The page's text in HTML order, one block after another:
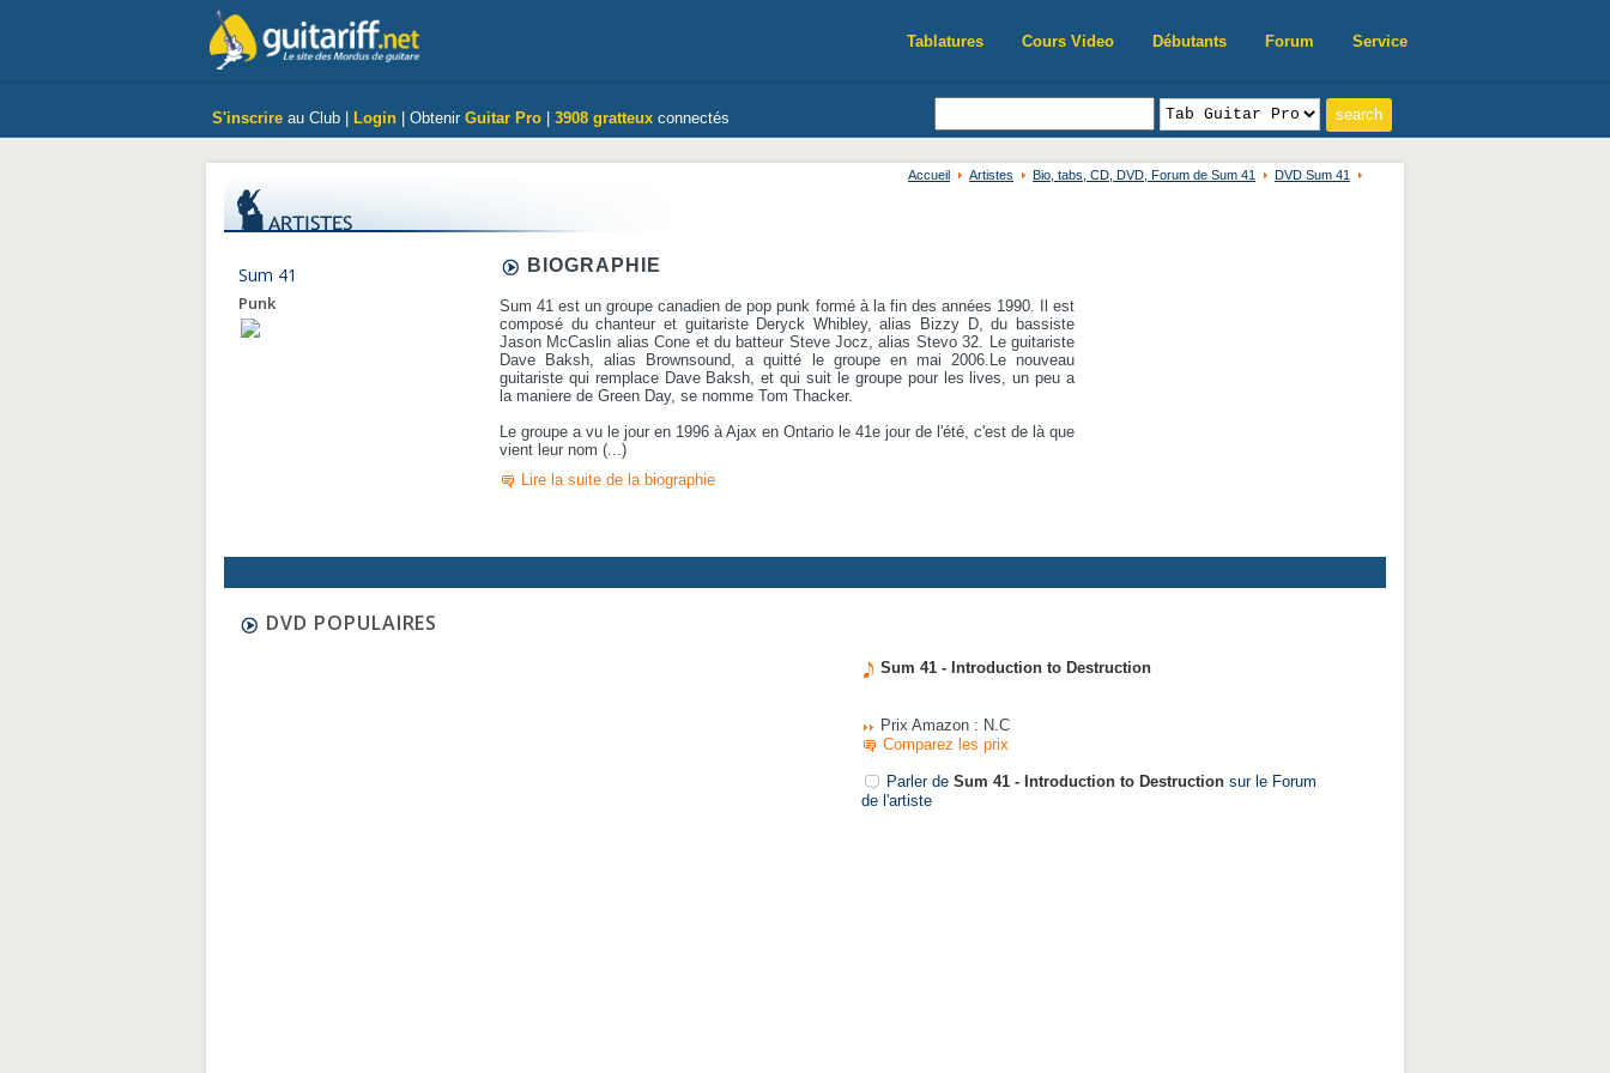
Tablatures Cours Video Débutants Forum Service
S'inscrire au Club | Login | Obtenir Guitar Pro 3908 gratteux connectés
Accueil Artistes Bio, tabs, CD, DVD, Forum de Sum 41 DVD Sum 41
Sum 41
Punk
BIOGRAPHIE
Sum 41 est un groupe canadien de pop punk formé à la fin des années 1990. Il est
composé du chanteur et guitariste Deryck Whibley, alias Bizzy D, du bassiste
Jason McCaslin alias Cone et du batteur Steve Jocz, alias Stevo 32. Le guitariste
Dave Baksh, alias Brownsound, a quitté le groupe en mai 2006.Le nouveau
guitariste qui remplace Dave Baksh, et qui suit le groupe pour les lives, un peu a
la maniere de Green Day, se nomme Tom Thacker.
Le groupe a vu le jour en 1996 à Ajax en Ontario le 41e jour de l'été, c'est de là que
vient leur nom (...)
Lire la suite de la biographie
DVD POPULAIRES
Sum 41 - Introduction to Destruction
Prix Amazon : N.C
Comparez les prix
Parler de Sum 41 - Introduction to Destruction sur le Forum
de l'artiste